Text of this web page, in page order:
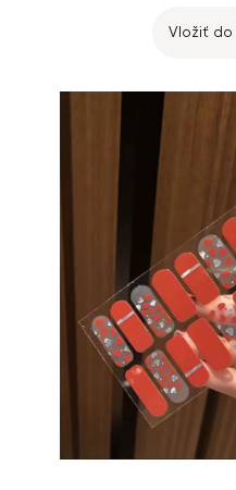
Vložiť do